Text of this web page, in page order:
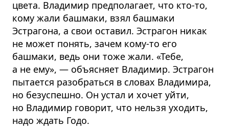
цвета. Владимир предполагает, что кто-то,
кому жали башмаки, взял башмаки
Эстрагона, а свои оставил. Эстрагон никак
не может понять, зачем кому-то его
башмаки, ведь они тоже жали. «Тебе,
а не ему», — объясняет Владимир. Эстрагон
пытается разобраться в словах Владимира,
но безуспешно. Он устал и хочет уйти,
но Владимир говорит, что нельзя уходить,
надо ждать Годо.